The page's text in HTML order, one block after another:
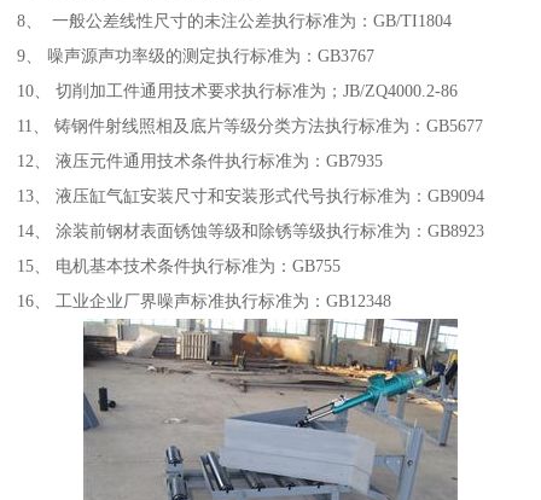
8、 一般公差线性尺寸的未注公差执行标准为：GB/TI1804
9、 噪声源声功率级的测定执行标准为：GB3767
10、 切削加工件通用技术要求执行标准为；JB/ZQ4000.2-86
11、 铸钢件射线照相及底片等级分类方法执行标准为：GB5677
12、 液压元件通用技术条件执行标准为：GB7935
13、 液压缸气缸安装尺寸和安装形式代号执行标准为：GB9094
14、 涂装前钢材表面锈蚀等级和除锈等级执行标准为：GB8923
15、 电机基本技术条件执行标准为：GB755
16、 工业企业厂界噪声标准执行标准为：GB12348